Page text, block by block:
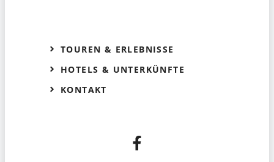
TOUREN & ERLEBNISSE
HOTELS & UNTERKÜNFTE
KONTAKT